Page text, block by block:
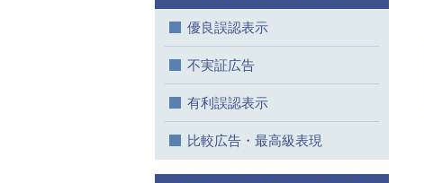
優良誤認表示
不実証広告
有利誤認表示
比較広告・最高級表現